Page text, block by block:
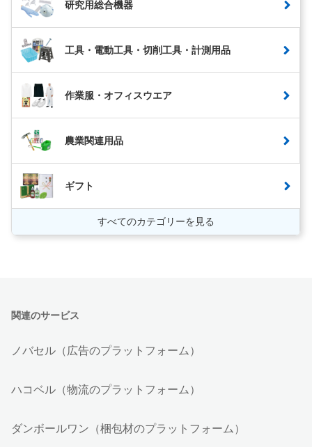
研究用総合機器
工具・電動工具・切削工具・計測用品
作業服・オフィスウエア
農業関連用品
ギフト
すべてのカテゴリーを見る
関連のサービス
ノバセル（広告のプラットフォーム）
ハコベル（物流のプラットフォーム）
ダンボールワン（梱包材のプラットフォーム）